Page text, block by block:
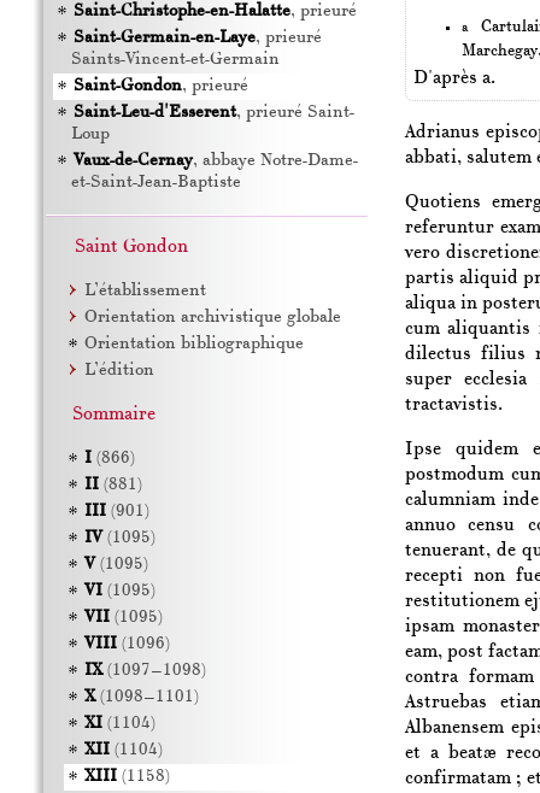
a
D'après a.
Adrianus
abbati, salutem
Quotiens
referuntur
vero
partis aliquid
aliqua in
cum
dilectus filius
super ecclesia
tractavistis.
Ipse quidem
postmodum
calumniam
annuo censu
tenuerant, de
recepti non
restitutionem
ipsam
eam, post
contra
Astruebas
Albanensem
et a beatæ
confirmatam ;
Saint-Christophe-en-Halatte, prieuré
Saint-Germain-en-Laye, prieuré
Saints-Vincent-et-Germain
Saint-Gondon, prieuré
Saint-Leu-d'Esserent, prieuré Saint-
Loup
Vaux-de-Cernay, abbaye Notre-Dame-
et-Saint-Jean-Baptiste
Saint Gondon
L’établissement
Orientation archivistique globale
Orientation bibliographique
L’édition
Sommaire
I(866)
II(881)
III(901)
IV(1095)
V(1095)
VI(1095)
VII(1095)
VIII(1096)
IX(1097–1098)
X(1098–1101)
XI(1104)
XII(1104)
XIII(1158)